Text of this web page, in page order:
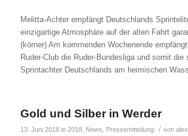
Melitta-Achter empfängt Deutschlands
einzigartige Atmosphäre auf der alten Fahrt
(körner) Am kommenden Wochenende
Ruder-Club die Ruder-Bundesliga und somit die
Sprintachter Deutschlands am heimischen
Gold und Silber in Werder
13. Juni 2018 in 2018, News Pressemitteilung / von